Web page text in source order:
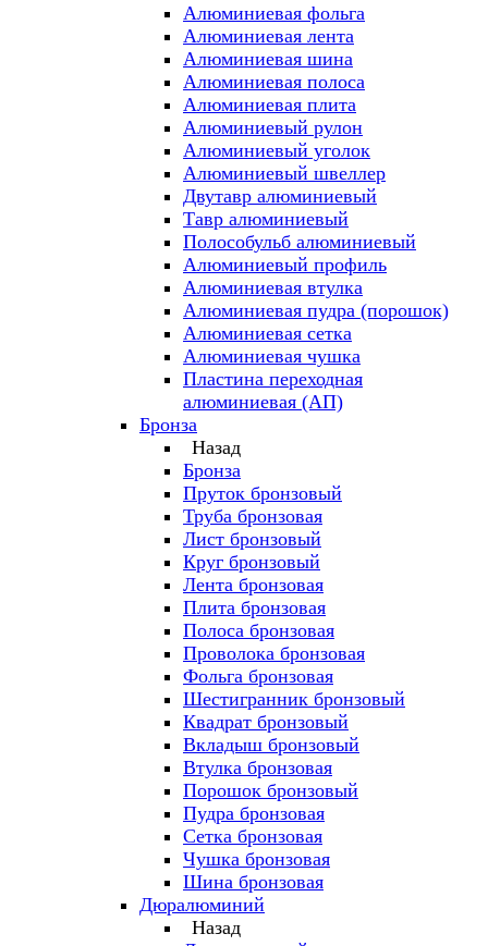
Алюминиевая фольга
Алюминиевая лента
Алюминиевая шина
Алюминиевая полоса
Алюминиевая плита
Алюминиевый рулон
Алюминиевый уголок
Алюминиевый швеллер
Двутавр алюминиевый
Тавр алюминиевый
Полособульб алюминиевый
Алюминиевый профиль
Алюминиевая втулка
Алюминиевая пудра (порошок)
Алюминиевая сетка
Алюминиевая чушка
Пластина переходная
алюминиевая (АП)
Бронза
Назад
Бронза
Пруток бронзовый
Труба бронзовая
Лист бронзовый
Круг бронзовый
Лента бронзовая
Плита бронзовая
Полоса бронзовая
Проволока бронзовая
Фольга бронзовая
Шестигранник бронзовый
Квадрат бронзовый
Вкладыш бронзовый
Втулка бронзовая
Порошок бронзовый
Пудра бронзовая
Сетка бронзовая
Чушка бронзовая
Шина бронзовая
Дюралюминий
Назад